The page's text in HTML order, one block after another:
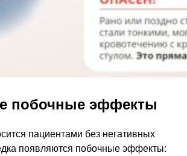
побочные эффекты
пациентами без негативных
появляются побочные эффекты: